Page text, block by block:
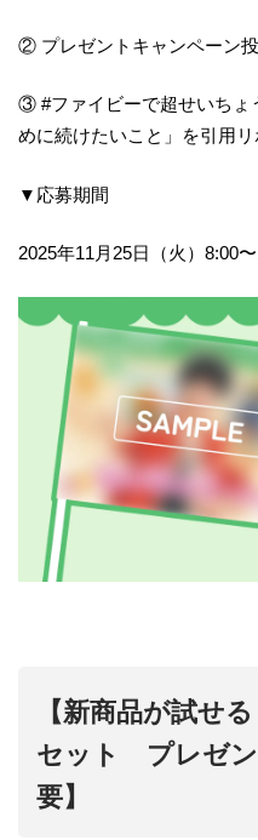
② プレゼントキャンペーン
③ #ファイビーで超せいちょ
めに続けたいこと」を引用
▼応募期間
2025年11月25日（火）8:00
【新商品が試せ
セット プレゼン
要】